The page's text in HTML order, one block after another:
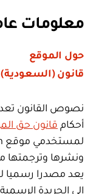
معلومات
حول الموقع
قانون (السعودية)
نصوص القانون
أحكام قانون حق
يعد مصدرا رسميا
إلى الجريدة